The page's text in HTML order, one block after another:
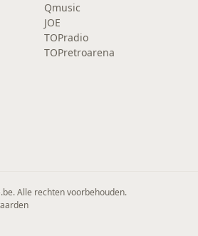
Qmusic
JOE
TOPradio
TOPretroarena
Alle rechten voorbehouden.